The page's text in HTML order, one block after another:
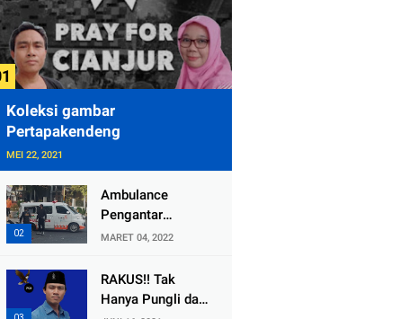
Koleksi gambar
Pertapakendeng
MEI 22, 2021
Ambulance
Pengantar
Jenazah Kepala
Mengalami
Kecelakaan
MARET 04, 2022
RAKUS!! Tak
Hanya Pungli dan